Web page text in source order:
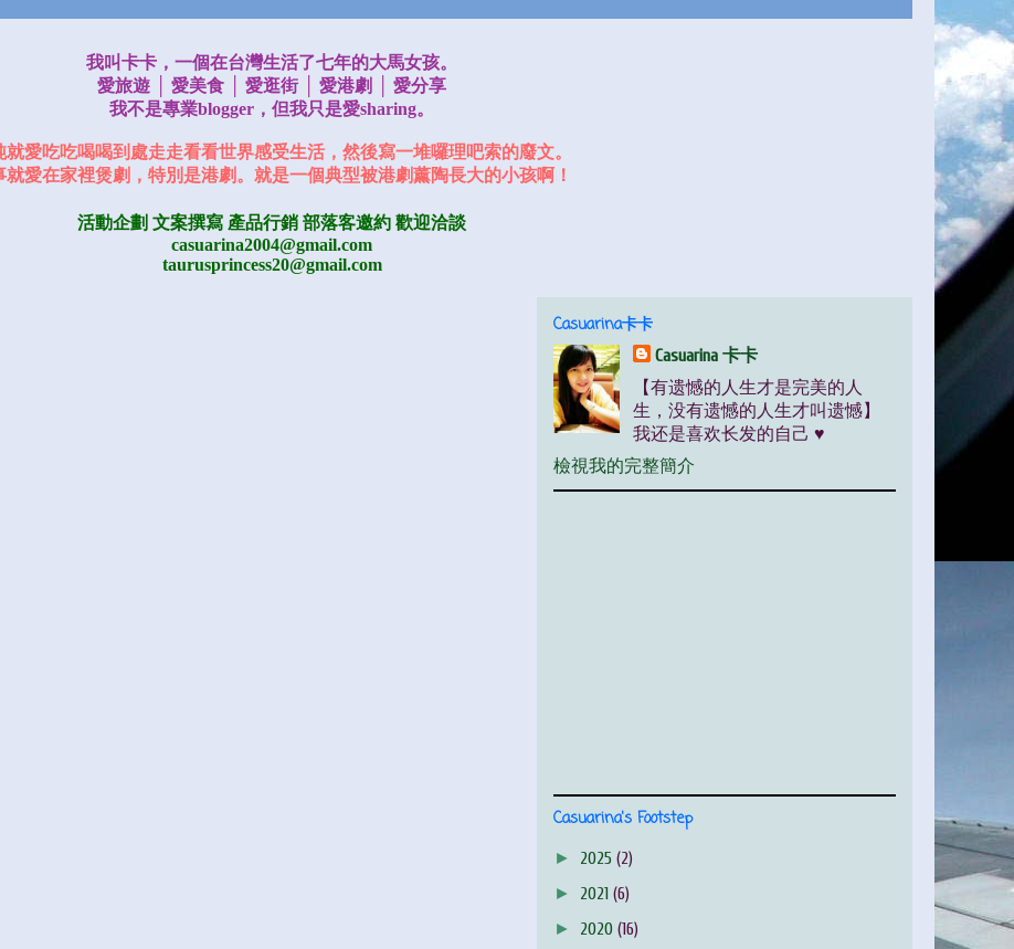
我叫卡卡，一個在台灣生活了七年的大馬女孩。
愛旅遊 │ 愛美食 │ 愛逛街 │ 愛港劇 │ 愛分享
我不是專業blogger，但我只是愛sharing。
就愛吃吃喝喝到處走走看看世界感受生活，然後寫一堆囉理吧索的廢文。
就愛在家裡煲劇，特別是港劇。就是一個典型被港劇薰陶長大的小孩啊！
活動企劃 文案撰寫 產品行銷 部落客邀約 歡迎洽談
casuarina2004@gmail.com
taurusprincess20@gmail.com
Casuarina卡卡
Casuarina 卡卡
【有遗憾的人生才是完美的人
生，没有遗憾的人生才叫遗憾】
我还是喜欢长发的自己 ♥
檢視我的完整簡介
Casuarina's Footstep
► 2025 (2)
► 2021 (6)
► 2020 (16)